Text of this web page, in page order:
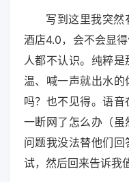
写到这里我突然
酒店4.0，会不会显
人都不认识。纯粹
温、喊一声就出水
吗？也不见得。语
一断网了怎么办（
问题我没法替他们
试，然后回来告诉我